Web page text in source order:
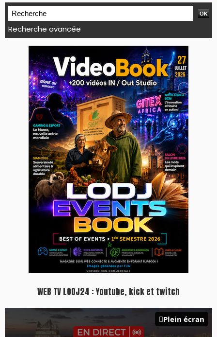
Recherche avancée
WEB TV LODJ24 : Youtube, kick et twitch
Plein écran